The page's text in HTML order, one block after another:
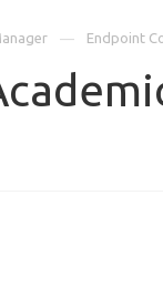
Endpoint